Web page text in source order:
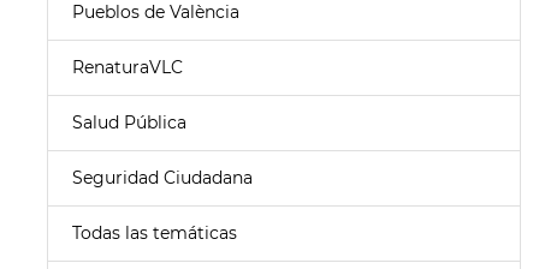
Pueblos de València
RenaturaVLC
Salud Pública
Seguridad Ciudadana
Todas las temáticas